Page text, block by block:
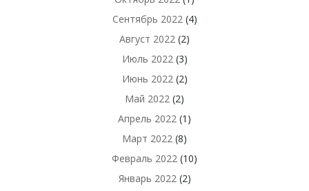
Сентябрь 2022(4)
Август 2022 (2)
Июль 2022(3)
Июнь 2022(2)
Май 2022 (2)
Апрель 2022 (1)
Март 2022 (8)
Февраль 2022 (10)
Январь 2022(2)